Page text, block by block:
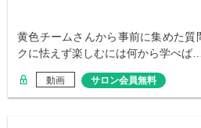
黄色チームさんから事前に集めた質
クに怯えず楽しむには何から学べば…
動画 サロン会員無料